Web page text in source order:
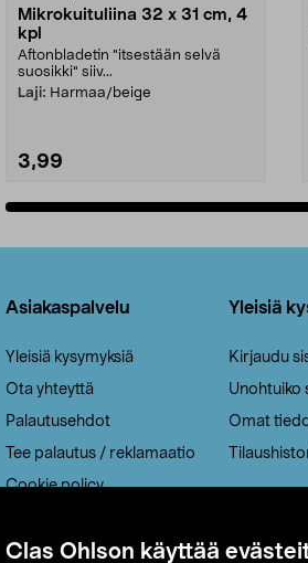
Clas Ohlson käyttää
Mikrokuituliina 32 x 31 cm, 4
kpl
Aftonbladetin "itsestään selvä
suosikki" siiv...
Laji: Harmaa/beige
3,99
Asiakaspalvelu
Yleisiä kysymyksiä
Ota yhteyttä
Palautusehdot
Tee palautus / reklamaatio
Cookie policy
Saavutettavuus
Yleisiä
Kirjaudu
Unohtuiko
Omat